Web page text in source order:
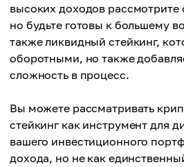
высоких доходов рассмотрите
но будьте готовы к большему
также ликвидный стейкинг,
оборотными, но также
сложность в процесс.
Вы можете рассматривать
стейкинг как инструмент для
вашего инвестиционного
дохода, но не как